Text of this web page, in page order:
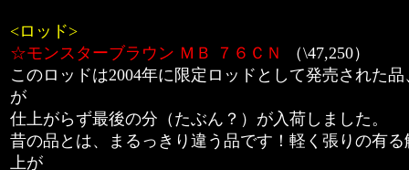
<ロッド>
☆モンスターブラウン ＭＢ ７６ＣＮ
（\47,250）
このロッドは2004年に限定ロッドとして発売された
が
仕上がらず最後の分（たぶん？）が入荷しました。
昔の品とは、まるっきり違う品です！軽く張りの有
上が